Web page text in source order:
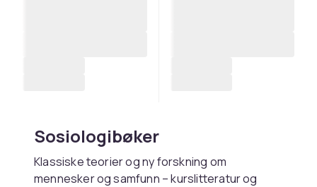
Sosiologibøker
Klassiske teorier og ny forskning om
mennesker og samfunn – kurslitteratur og